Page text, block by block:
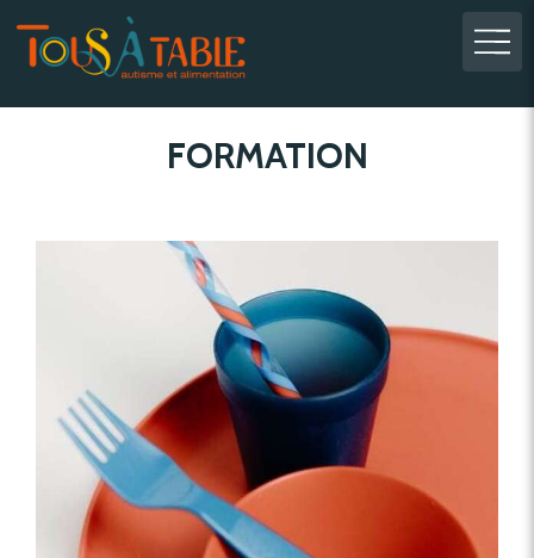
FORMATION